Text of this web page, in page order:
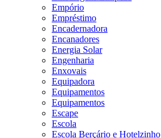
Empório
Empréstimo
Encadernadora
Encanadores
Energia Solar
Engenharia
Enxovais
Equipadora
Equipamentos
Equipamentos
Escape
Escola
Escola Berçário e Hotelzinho